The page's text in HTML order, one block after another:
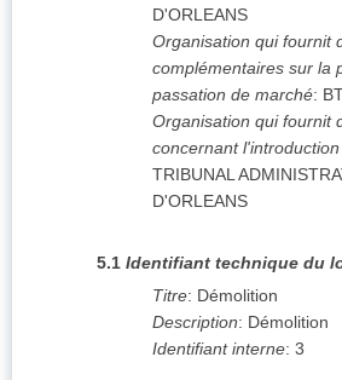
D'ORLEANS
Organisation qui fournit
complémentaires sur la
passation de marché:
Organisation qui fournit
concernant
TRIBUNAL
D'ORLEANS
5.1 Identifiant technique du
Titre: Démolition
Description: Démolition
Identifiant interne: 3